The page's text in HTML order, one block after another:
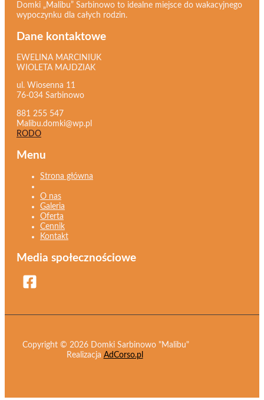
Domki „Malibu” Sarbinowo to idealne miejsce do wakacyjnego
wypoczynku dla całych rodzin.
Dane kontaktowe
EWELINA MARCINIUK
WIOLETA MAJDZIAK
ul. Wiosenna 11
76-034 Sarbinowo
881 255 547
Malibu.domki@wp.pl
RODO
Menu
Strona główna
O nas
Galeria
Oferta
Cennik
Kontakt
Media społecznościowe
Copyright © 2026 Domki Sarbinowo "Malibu"
Realizacja AdCorso.pl